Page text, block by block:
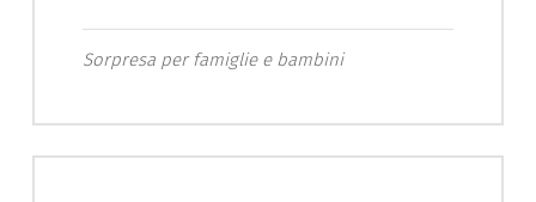
Sorpresa per famiglie e bambini